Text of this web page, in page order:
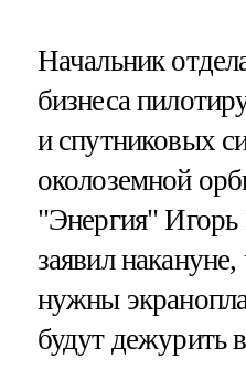
Начальник
бизнеса
и спутниковых
околоземной
"Энергия" Игорь
заявил
нужны
будут дежурить